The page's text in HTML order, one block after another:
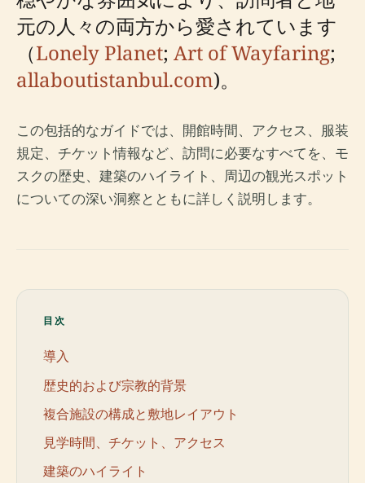
元の人々の両方から愛されています
（Lonely Planet; Art of Wayfaring;
allaboutistanbul.com)。
この包括的なガイドでは、開館時間、アクセス、服装
規定、チケット情報など、訪問に必要なすべてを、モ
スクの歴史、建築のハイライト、周辺の観光スポット
についての深い洞察とともに詳しく説明します。
目次
導入
歴史的および宗教的背景
複合施設の構成と敷地レイアウト
見学時間、チケット、アクセス
建築のハイライト